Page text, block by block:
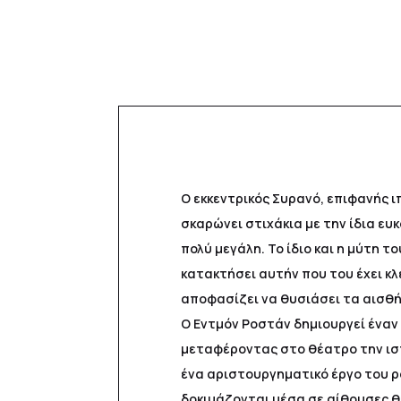
Ο εκκεντρικός Συρανό,
σκαρώνει στιχάκια με την ίδια
πολύ μεγάλη. Το ίδιο και η μύτη
κατακτήσει αυτήν που του έχει
αποφασίζει να θυσιάσει τα
Ο Εντμόν Ροστάν δημιουργεί
μεταφέροντας στο θέατρο την
ένα αριστουργηματικό έργο του